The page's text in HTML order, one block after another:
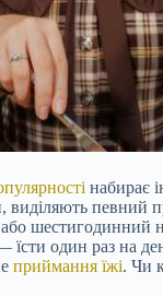
набирає
виділяють певний
шестигодинний
їсти один раз на
приймання їжі. Чи